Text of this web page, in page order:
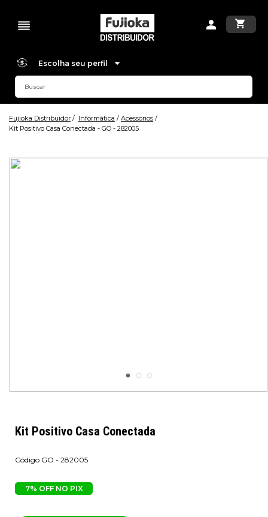
Escolha seu perfil
Fujioka Distribuidor Informática
Acessórios
Kit Positivo Casa Conectada - GO - 282005
Kit Positivo Casa Conectada
GO - 282005
7% OFF NO PIX